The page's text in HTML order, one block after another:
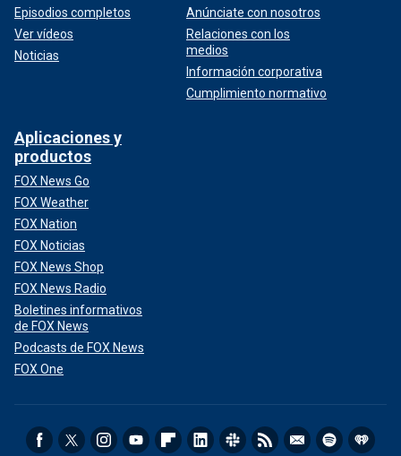
Episodios completos
Ver vídeos
Noticias
Anúnciate con nosotros
Relaciones con los
medios
Información corporativa
Cumplimiento normativo
Aplicaciones y
productos
FOX News Go
FOX Weather
FOX Nation
FOX Noticias
FOX News Shop
FOX News Radio
Boletines informativos
de FOX News
Podcasts de FOX News
FOX One